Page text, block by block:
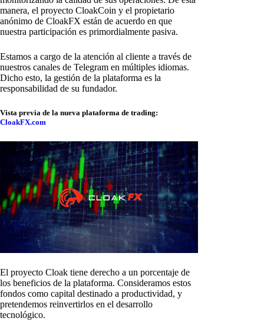
manera, el proyecto CloakCoin y el propietario
anónimo de CloakFX están de acuerdo en que
nuestra participación es primordialmente pasiva.
Estamos a cargo de la atención al cliente a través de
nuestros canales de Telegram en múltiples idiomas.
Dicho esto, la gestión de la plataforma es la
responsabilidad de su fundador.
Vista previa de la nueva plataforma de trading:
CloakFX.com
El proyecto Cloak tiene derecho a un porcentaje de
los beneficios de la plataforma. Consideramos estos
fondos como capital destinado a productividad, y
pretendemos reinvertirlos en el desarrollo
tecnológico.